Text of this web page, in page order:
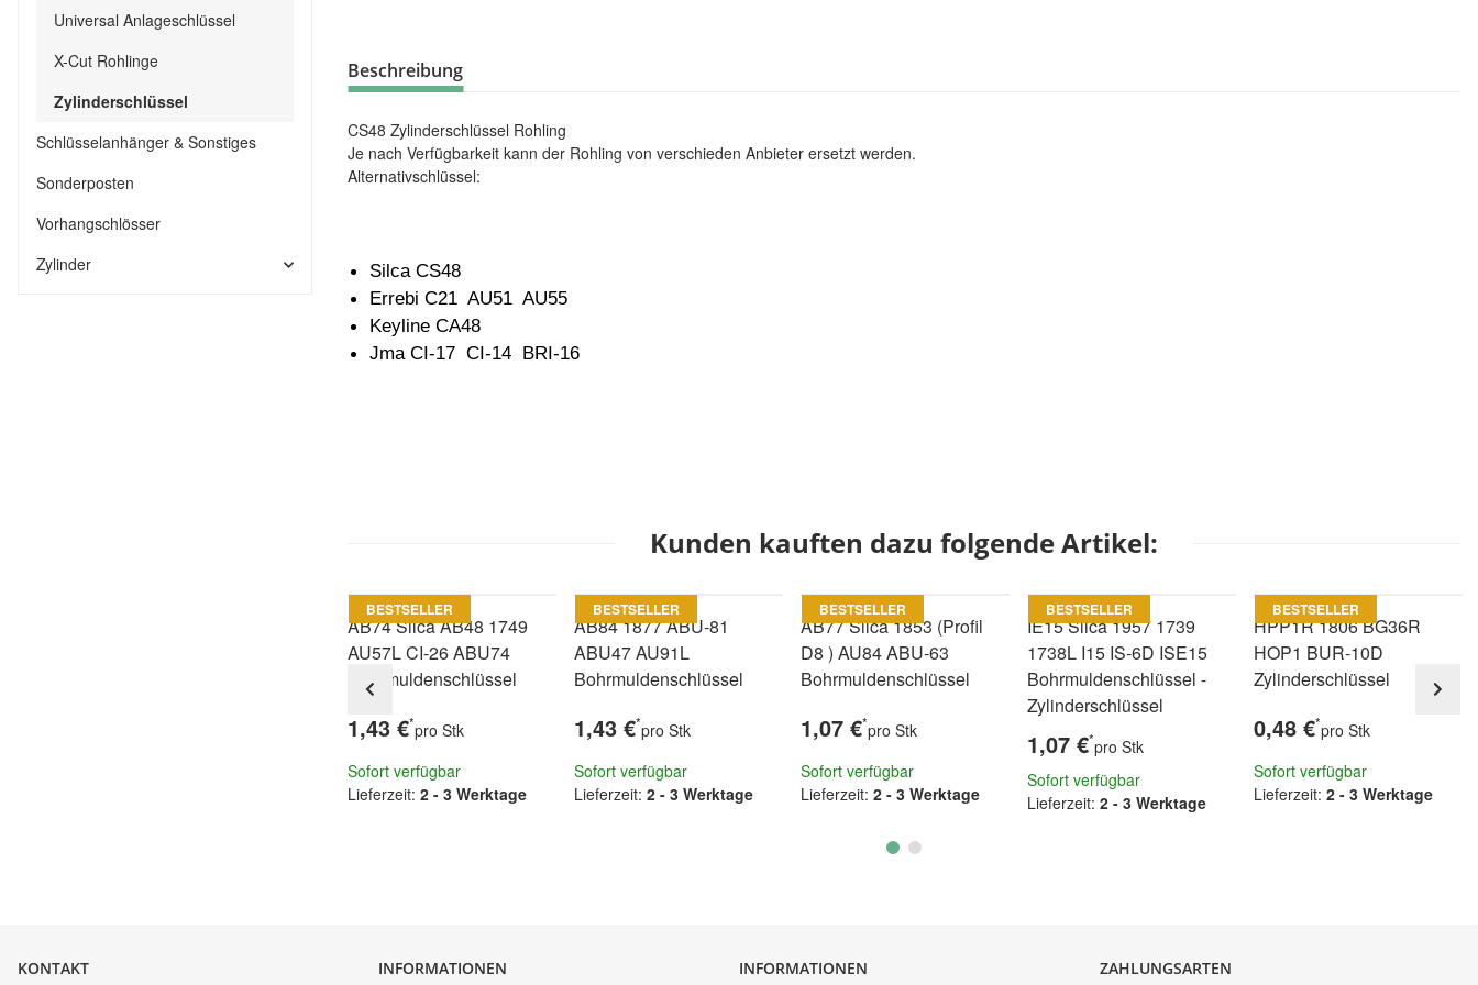
Beschreibung
CS48 Zylinderschlüssel Rohling
Je nach Verfügbarkeit kann der Rohling von verschieden Anbieter ersetzt werden.
Alternativschlüssel:
Silca CS48
Errebi C21 AU51 AU55
Keyline CA48
Jma CI-17 CI-14 BRI-16
Kunden kauften dazu folgende Artikel:
BESTSELLER
AB74 Silca AB48 1749
AU57L CI-26 ABU74
Bohrmuldenschlüssel
1,43 €*pro Stk
Sofort verfügbar
Lieferzeit: 2 - 3 Werktage
BESTSELLER
AB84 1877 ABU-81
ABU47 AU91L
Bohrmuldenschlüssel
1,43 €*pro Stk
Sofort verfügbar
Lieferzeit: 2 - 3 Werktage
BESTSELLER
AB77 Silca 1853 (Profil
D8 ) AU84 ABU-63
Bohrmuldenschlüssel
1,07 €*pro Stk
Sofort verfügbar
Lieferzeit: 2 - 3 Werktage
BESTSELLER
IE15 Silca 1957 1739
1738L I15 IS-6D ISE15
Bohrmuldenschlüssel -
Zylinderschlüssel
1,07 €*pro Stk
Sofort verfügbar
Lieferzeit: 2 - 3 Werktage
BESTSELLER
HPP1R 1806 BG36R
HOP1 BUR-10D
Zylinderschlüssel
0,48 €*pro Stk
Sofort verfügbar
Lieferzeit: 2 - 3 Werktage
Universal Anlageschlüssel
X-Cut Rohlinge
Zylinderschlüssel
Schlüsselanhänger & Sonstiges
Sonderposten
Vorhangschlösser
Zylinder
KONTAKT INFORMATIONEN INFORMATIONEN ZAHLUNGSARTEN